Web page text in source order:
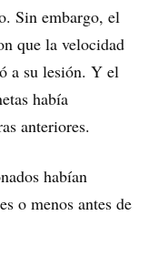
Sin embargo, el
que la velocidad
a su lesión. Y el
había
anteriores.
habían
o menos antes de